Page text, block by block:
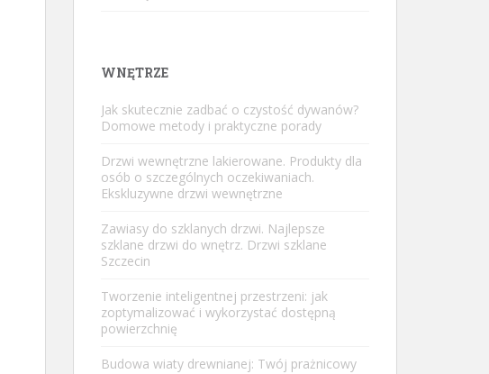
WNĘTRZE
Jak skutecznie zadbać o czystość dywanów?
Domowe metody i praktyczne porady
Drzwi wewnętrzne lakierowane. Produkty dla
osób o szczególnych oczekiwaniach.
Ekskluzywne drzwi wewnętrzne
Zawiasy do szklanych drzwi. Najlepsze
szklane drzwi do wnętrz. Drzwi szklane
Szczecin
Tworzenie inteligentnej przestrzeni: jak
zoptymalizować i wykorzystać dostępną
powierzchnię
Budowa wiaty drewnianej: Twój prażnicowy